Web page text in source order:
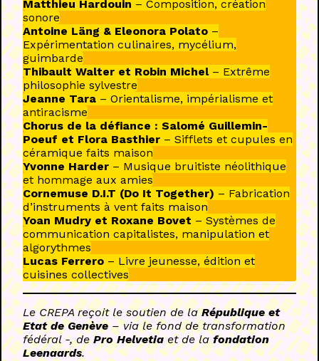
Matthieu Hardouin – Composition, création
sonore
Antoine Läng & Eleonora Polato –
Expérimentation culinaires, mycélium,
guimbarde
Thibault Walter et Robin Michel – Extrême
philosophie sylvestre
Jeanne Tara – Orientalisme, impérialisme et
antiracisme
Chorus de la défiance : Salomé Guillemin-
Poeuf et Flora Basthier – Sifflets et cupules en
céramique faits maison
Yvonne Harder – Musique bruitiste néolithique
et hommage aux amies
Cornemuse D.I.T (Do It Together) – Fabrication
d’instruments à vent faits maison
Yoan Mudry et Roxane Bovet – Systèmes de
communication capitalistes, manipulation et
algorythmes
Lucas Ferrero – Livre jeunesse, édition et
cuisines collectives
Le CREPA reçoit le soutien de laRépublique et
Etat de Genève– via le fond de transformation
fédéral -, dePro Helvetiaet de lafondation
Leenaards.